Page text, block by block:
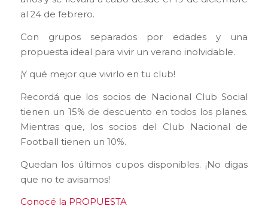
al 24 de febrero.
Con grupos separados por edades y una
propuesta ideal para vivir un verano inolvidable.
¡Y qué mejor que vivirlo en tu club!
Recordá que los socios de Nacional Club Social
tienen un 15% de descuento en todos los planes.
Mientras que, los socios del Club Nacional de
Football tienen un 10%.
Quedan los últimos cupos disponibles. ¡No digas
que no te avisamos!
Conocé la PROPUESTA